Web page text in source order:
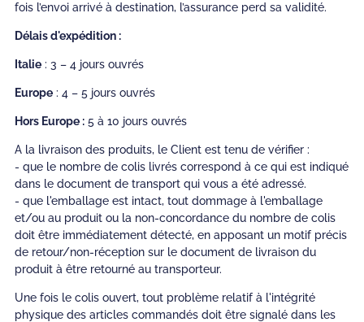
fois l’envoi arrivé à destination, l’assurance perd sa validité.
Délais d'expédition :
Italie : 3 – 4 jours ouvrés
Europe : 4 – 5 jours ouvrés
Hors Europe : 5 à 10 jours ouvrés
A la livraison des produits, le Client est tenu de vérifier :
- que le nombre de colis livrés correspond à ce qui est indiqué
dans le document de transport qui vous a été adressé.
- que l'emballage est intact, tout dommage à l'emballage
et/ou au produit ou la non-concordance du nombre de colis
doit être immédiatement détecté, en apposant un motif précis
de retour/non-réception sur le document de livraison du
produit à être retourné au transporteur.
Une fois le colis ouvert, tout problème relatif à l'intégrité
physique des articles commandés doit être signalé dans les